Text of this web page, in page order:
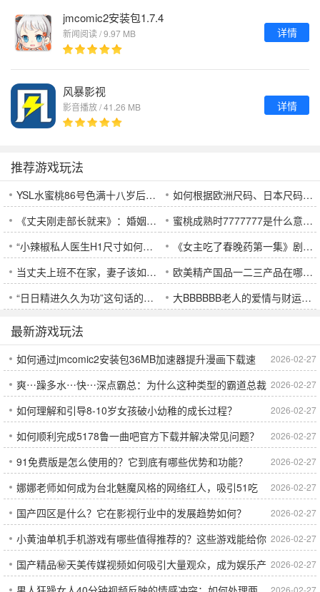
jmcomic2安装包1.7.4
新闻阅读 / 9.97 MB 详情
风暴影视
影音播放 / 41.26 MB 详情
推荐游戏玩法
YSL水蜜桃86号色满十八岁后会让肤色变黑吗？如何避免这种情况？
如何根据欧洲尺码、日本尺码与美国尺码选择合适的LV尺码？
《丈夫刚走部长就来》：婚姻、欲望与权力的复杂交织，电影如何揭示人性深层次的冲突？
蜜桃成熟时7777777是什么意思？为什么会成为网络热词？
“小辣椒私人医生H1尺寸如何影响用户体验？了解这款手机的屏幕和手感优势”
《女主吃了春晚药第一集》剧情解析：女主如何在神秘药物的作用下蜕变？
当丈夫上班不在家，妻子该如何应对孤单与压力？这五个小技巧帮助你调整生活节奏
欧美精产国品一二三产品在哪买？如何选择靠谱的购物渠道？
“日日精进久久为功”这句话的真正含义是什么？它究竟源自哪里？
大BBBBBB老人的爱情与财运是如何相辅相成的？
最新游戏玩法
如何通过jmcomic2安装包36MB加速器提升漫画下载速
度，避免卡顿问题？
2026-02-27
爽⋯躁多水⋯快⋯深点霸总：为什么这种类型的霸道总裁
小说这么吸引人？
2026-02-27
如何理解和引导8-10岁女孩破小幼稚的成长过程？ 2026-02-27
如何顺利完成5178鲁一曲吧官方下载并解决常见问题？ 2026-02-27
91免费版是怎么使用的？它到底有哪些优势和功能？ 2026-02-27
娜娜老师如何成为台北魅魔风格的网络红人，吸引51吃
瓜群众关注？
2026-02-27
国产四区是什么？它在影视行业中的发展趋势如何？ 2026-02-27
小黄油单机手机游戏有哪些值得推荐的？这些游戏能给你
带来哪些乐趣？
2026-02-27
国产精品㊙️天美传媒视频如何吸引大量观众，成为娱乐产 2026-02-27
2026-02-27